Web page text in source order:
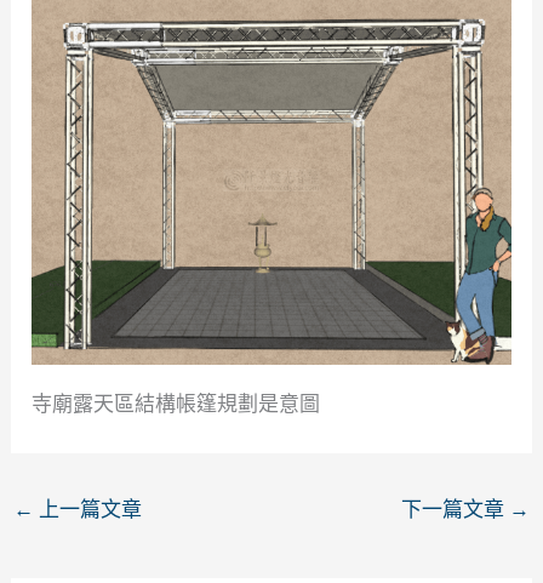
寺廟露天區結構帳篷規劃是意圖
← 上一篇文章 下一篇文章 →